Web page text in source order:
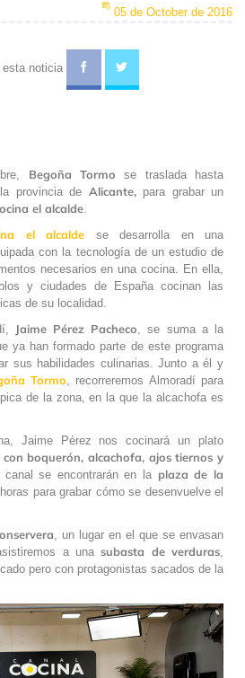
05 de October de 2016
esta noticia
Begoña Tormo se traslada hasta
provincia de Alicante,para grabar un
el alcalde
el alcalde
se desarrolla en una
con la tecnología de un estudio de
necesarios en una cocina. En ella,
y ciudades de España cocinan las
de su localidad.
Jaime Pérez Pacheco , se suma a la
ya han formado parte de este programa
sus habilidades culinarias. Junto a él y
Tormo , recorreremos Almoradí para
de la zona, en la que la alcachofa es
Jaime Pérez nos cocinará un plato
boquerón, alcachofa, ajos tiernos y
canal se encontrarán en la plaza de la
para grabar cómo se desenvuelve el
, un lugar en el que se envasan
a unasubasta de verduras
pero con protagonistas sacados de la